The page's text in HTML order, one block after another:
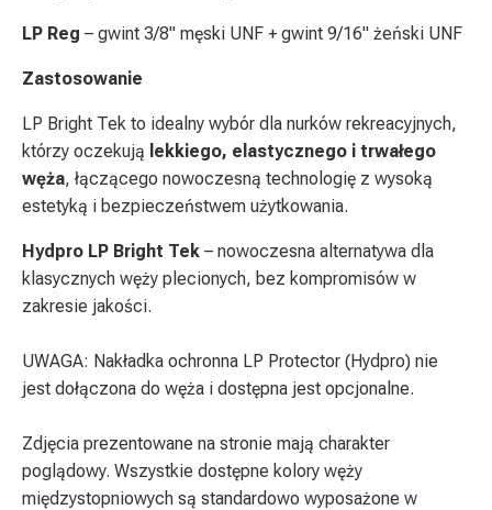
LP Reg – gwint 3/8" męski UNF + gwint 9/16" żeński UNF
Zastosowanie
LP Bright Tek to idealny wybór dla nurków rekreacyjnych,
którzy oczekują lekkiego, elastycznego i trwałego
węża, łączącego nowoczesną technologię z wysoką
estetyką i bezpieczeństwem użytkowania.
Hydpro LP Bright Tek – nowoczesna alternatywa dla
klasycznych węży plecionych, bez kompromisów w
zakresie jakości.
UWAGA: Nakładka ochronna LP Protector (Hydpro) nie
jest dołączona do węża i dostępna jest opcjonalne.
Zdjęcia prezentowane na stronie mają charakter
poglądowy. Wszystkie dostępne kolory węży
międzystopniowych są standardowo wyposażone w